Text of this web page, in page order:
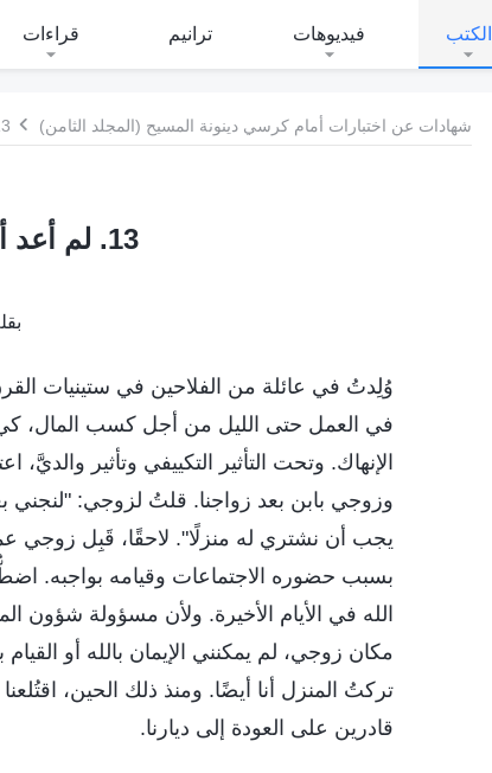
الكتب فيديوهات ترانيم قراءات
شهادات عن اختبارات أمام كرسي دينونة المسيح (المجلد الثامن) 13. لم أعد
13. لم أعد أقلق بشأن زواج ابني
وُلِدتُ في عائلة من الفلاحين في ستينيات
في العمل حتى الليل من أجل كسب المال، كي
الإنهاك. وتحت التأثير التكييفي وتأثير
وزوجي بابن بعد زواجنا. قلتُ لزوجي: "لنجني
يجب أن نشتري له منزلًا". لاحقًا، قَبِل زوجي
بسبب حضوره الاجتماعات وقيامه بواجبه.
الله في الأيام الأخيرة. ولأن مسؤولة شؤون
مكان زوجي، لم يمكنني الإيمان بالله أو
تركتُ المنزل أنا أيضًا. ومنذ ذلك الحين،
قادرين على العودة إلى ديارنا.